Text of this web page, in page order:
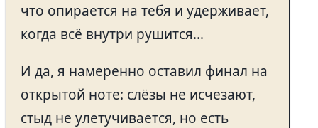
что опирается на тебя и удерживает,
когда всё внутри рушится…
И да, я намеренно оставил финал на
открытой ноте: слёзы не исчезают,
стыд не улетучивается, но есть